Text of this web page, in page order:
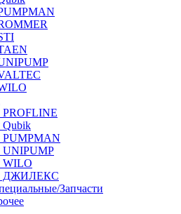
PROFLINE
Qubik
PUMPMAN
UNIPUMP
WILO
ДЖИЛЕКС
Запчасти